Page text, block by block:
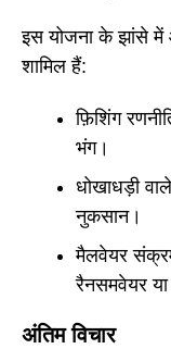
इस योजना के झांसे में
शामिल हैं:
फ़िशिंग
भंग।
धोखाधड़ी
नुकसान।
मैलवेयर
रैनसमवेयर या
अंतिम विचार